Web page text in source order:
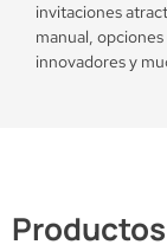
invitaciones
manual,
innovadores y